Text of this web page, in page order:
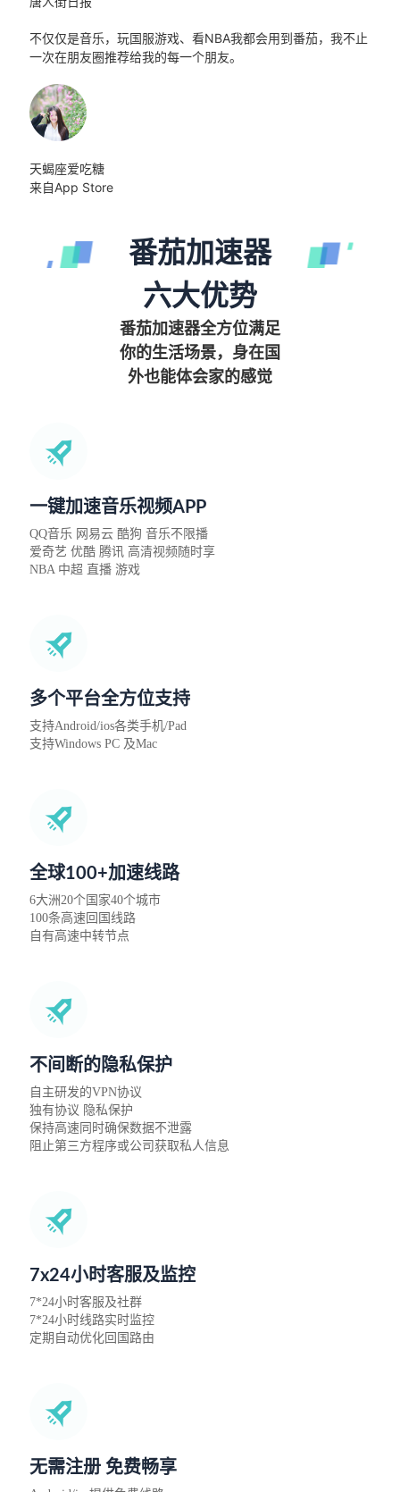
不仅仅是音乐，玩国服游戏、看NBA我都会用到番茄，我不止
一次在朋友圈推荐给我的每一个朋友。
天蝎座爱吃糖
来自App Store
番茄加速器
六大优势
番茄加速器全方位满足
你的生活场景，身在国
外也能体会家的感觉
一键加速音乐视频APP
QQ音乐 网易云 酷狗 音乐不限播
爱奇艺 优酷 腾讯 高清视频随时享
NBA 中超 直播 游戏
多个平台全方位支持
支持Android/ios各类手机/Pad
支持Windows PC 及Mac
全球100+加速线路
6大洲20个国家40个城市
100条高速回国线路
自有高速中转节点
不间断的隐私保护
自主研发的VPN协议
独有协议 隐私保护
保持高速同时确保数据不泄露
阻止第三方程序或公司获取私人信息
7x24小时客服及监控
7*24小时客服及社群
7*24小时线路实时监控
定期自动优化回国路由
无需注册 免费畅享